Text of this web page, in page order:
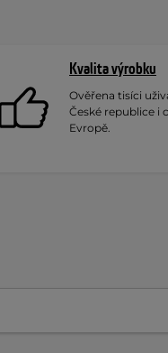
Kvalita výrobku
Ověřena tisíci
České republice i
Evropě.